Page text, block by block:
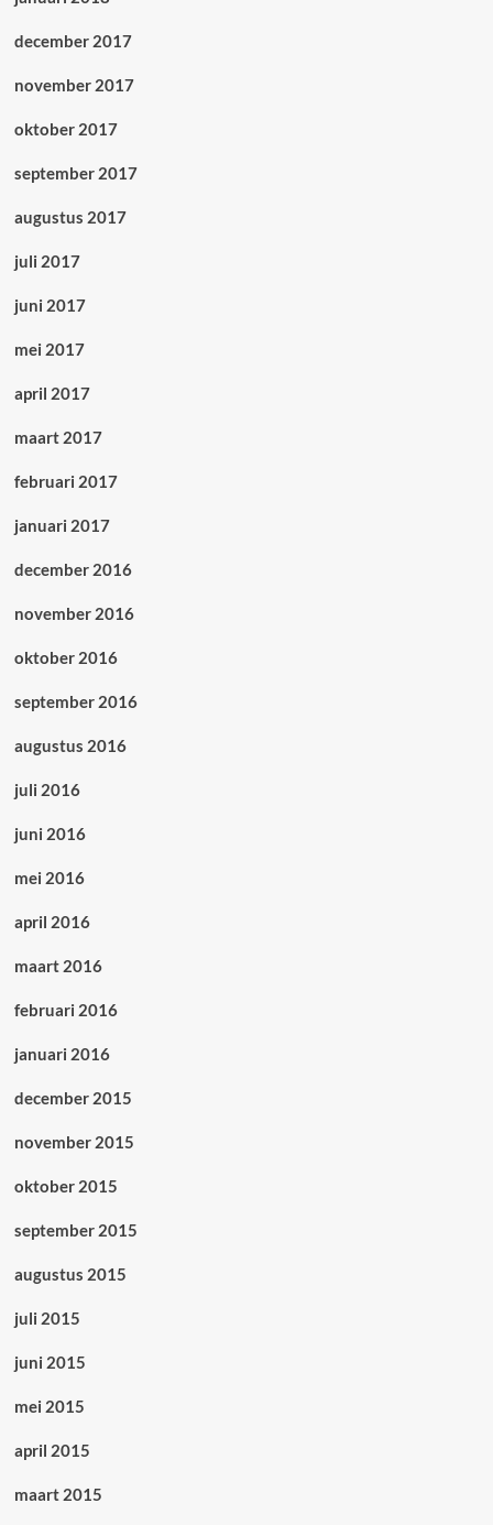
december 2017
november 2017
oktober 2017
september 2017
augustus 2017
juli 2017
juni 2017
mei 2017
april 2017
maart 2017
februari 2017
januari 2017
december 2016
november 2016
oktober 2016
september 2016
augustus 2016
juli 2016
juni 2016
mei 2016
april 2016
maart 2016
februari 2016
januari 2016
december 2015
november 2015
oktober 2015
september 2015
augustus 2015
juli 2015
juni 2015
mei 2015
april 2015
maart 2015